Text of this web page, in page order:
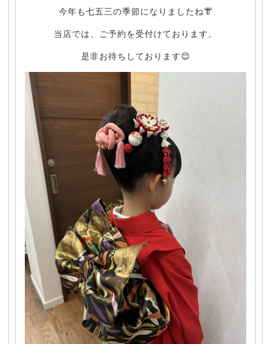
今年も七五三の季節になりましたね👘
当店では、ご予約を受付けております。
是非お待ちしております😊